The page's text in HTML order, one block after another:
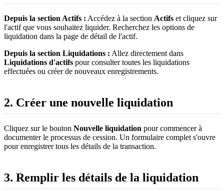
Depuis la section Actifs : Accédez à la section Actifs et cliquez sur
l'actif que vous souhaitez liquider. Recherchez les options de
liquidation dans la page de détail de l'actif.
Depuis la section Liquidations : Allez directement dans
Liquidations d'actifs pour consulter toutes les liquidations
effectuées ou créer de nouveaux enregistrements.
2. Créer une nouvelle liquidation
Cliquez sur le bouton Nouvelle liquidation pour commencer à
documenter le processus de cession. Un formulaire complet s'ouvre
pour enregistrer tous les détails de la transaction.
3. Remplir les détails de la liquidation